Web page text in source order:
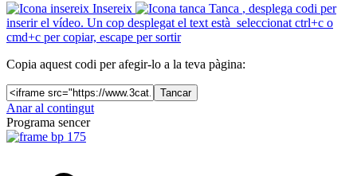
Insereix
Tanca , desplega codi per
inserir el vídeo. Un cop desplegat el text està seleccionat ctrl+c o
cmd+c per copiar, escape per sortir
Copia aquest codi per afegir-lo a la teva pàgina:
Tancar
Anar al contingut
Programa sencer